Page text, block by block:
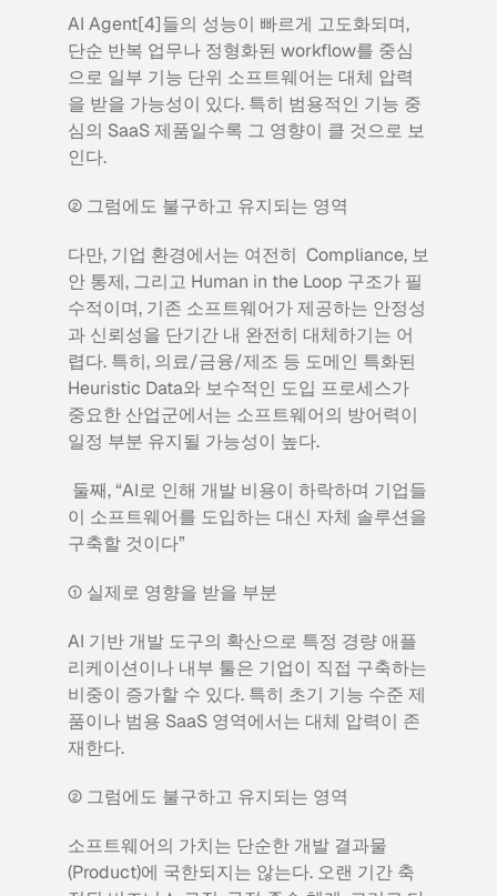
AI Agent[4]들의 성능이 빠르게 고도화되며,
단순 반복 업무나 정형화된 workflow를 중심
으로 일부 기능 단위 소프트웨어는 대체 압력
을 받을 가능성이 있다. 특히 범용적인 기능 중
심의 SaaS 제품일수록 그 영향이 클 것으로 보
인다.
② 그럼에도 불구하고 유지되는 영역
다만, 기업 환경에서는 여전히  Compliance, 보
안 통제, 그리고 Human in the Loop 구조가 필
수적이며, 기존 소프트웨어가 제공하는 안정성
과 신뢰성을 단기간 내 완전히 대체하기는 어
렵다. 특히, 의료/금융/제조 등 도메인 특화된
Heuristic Data와 보수적인 도입 프로세스가
중요한 산업군에서는 소프트웨어의 방어력이
일정 부분 유지될 가능성이 높다.
둘째, “AI로 인해 개발 비용이 하락하며 기업들
이 소프트웨어를 도입하는 대신 자체 솔루션을
구축할 것이다”
① 실제로 영향을 받을 부분
AI 기반 개발 도구의 확산으로 특정 경량 애플
리케이션이나 내부 툴은 기업이 직접 구축하는
비중이 증가할 수 있다. 특히 초기 기능 수준 제
품이나 범용 SaaS 영역에서는 대체 압력이 존
재한다.
② 그럼에도 불구하고 유지되는 영역
소프트웨어의 가치는 단순한 개발 결과물
(Product)에 국한되지는 않는다. 오랜 기간 축